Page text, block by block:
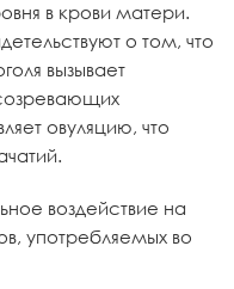
в крови матери.
о том, что
вызывает
овуляцию, что
воздействие на
употребляемых во